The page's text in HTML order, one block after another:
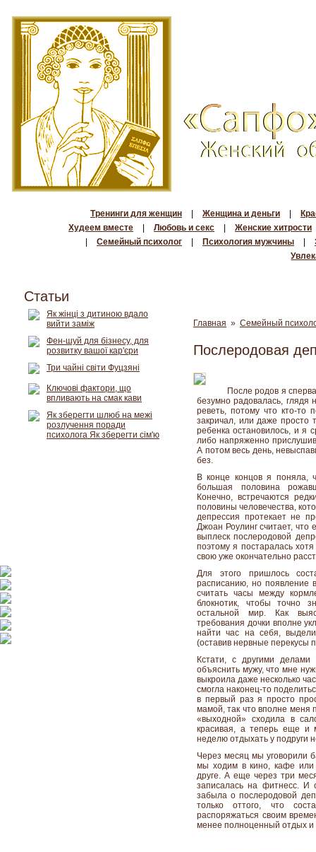
Тренинги для женщин Женщина и деньги
Худеем вместе
Любовь и секс
Женские хитрости
Семейный психолог Психология мужчины
Главная » Семейный
Послеродовая
После родов я
безумно радовалась,
реветь, потому что кто-то
закричал, или даже просто
ребенка остановилось, и я
либо напряженно
А потом весь день,
без.
В конце концов я поняла,
большая половина
Конечно, встречаются
половины человечества,
депрессия протекает не
Джоан Роулинг считает, что
выплеск послеродовой
поэтому я постаралась
свою уже окончательно
Для этого пришлось
расписанию, но появление
считать часы между
блокнотик, чтобы точно
остальной мир. Как
требования дочки вполне
найти час на себя,
(оставив нервные перекусы
Кстати, с другими
объяснить мужу, что мне
выкроила даже несколько
смогла наконец-то
в первый раз я просто
мамой, так что вполне меня
«выходной» сходила в
красивая, а теперь еще
неделю отдыхать у подруги
Через месяц мы уговорили
мы ходим в кино, кафе или
друге. А еще через три
записалась на фитнесс. И
забыла о послеродовой
только оттого, что
распоряжаться своим
менее полноценный отдых и
Статьи
Як жінці з дитиною вдало
вийти заміж
Фен-шуй для бізнесу, для
розвитку вашої кар'єри
Три чайні світи Фуцзяні
Ключові фактори, що
впливають на смак кави
Як зберегти шлюб на межі
розлучення поради
психолога Як зберегти сім'ю